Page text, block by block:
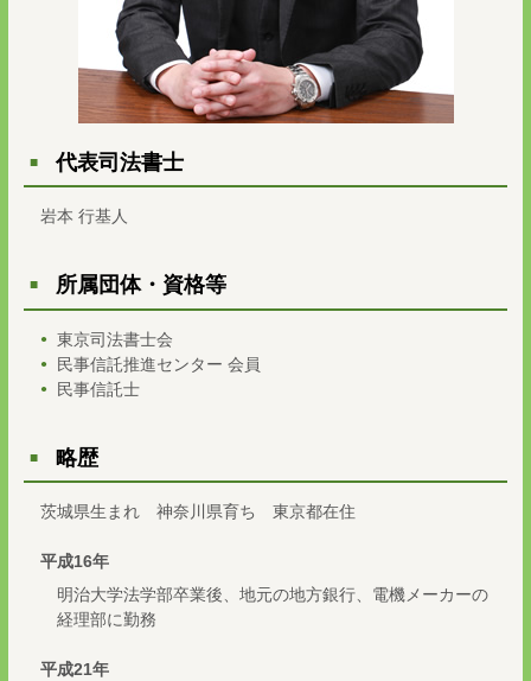
代表司法書士
岩本 行基人
所属団体・資格等
東京司法書士会
民事信託推進センター 会員
民事信託士
略歴
茨城県生まれ 神奈川県育ち 東京都在住
平成16年
明治大学法学部卒業後、地元の地方銀行、電機メーカーの
経理部に勤務
平成21年